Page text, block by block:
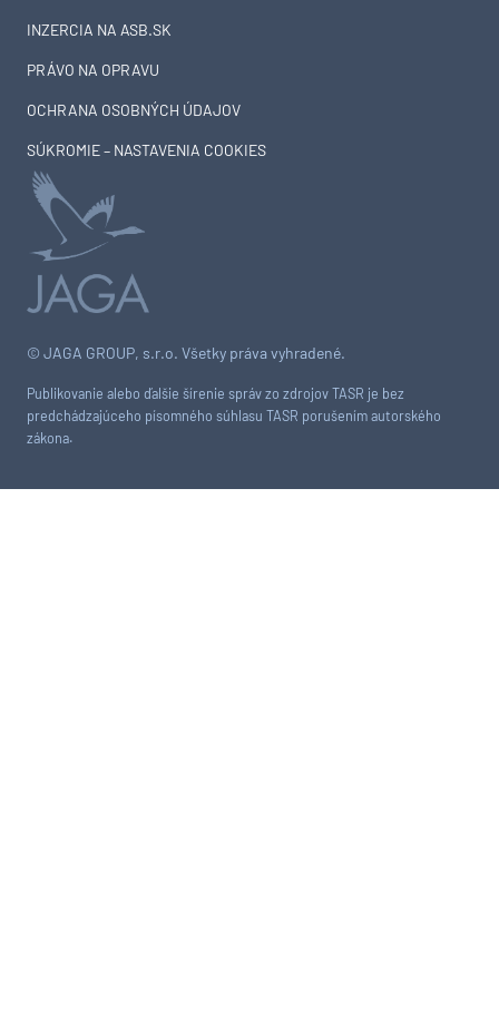
© JAGA GROUP, s.r.o. Všetky práva vyhradené.
Publikovanie alebo ďalšie šírenie správ zo zdrojov TASR je bez
predchádzajúceho písomného súhlasu TASR porušením autorského
zákona.
INZERCIA NA ASB.SK
PRÁVO NA OPRAVU
OCHRANA OSOBNÝCH ÚDAJOV
SÚKROMIE – NASTAVENIA COOKIES